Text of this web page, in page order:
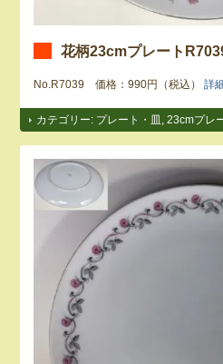
花柄23cmプレート
No.R7039 価格：990円（税込）詳
カテゴリー: プレート・皿 ,23cmプレ